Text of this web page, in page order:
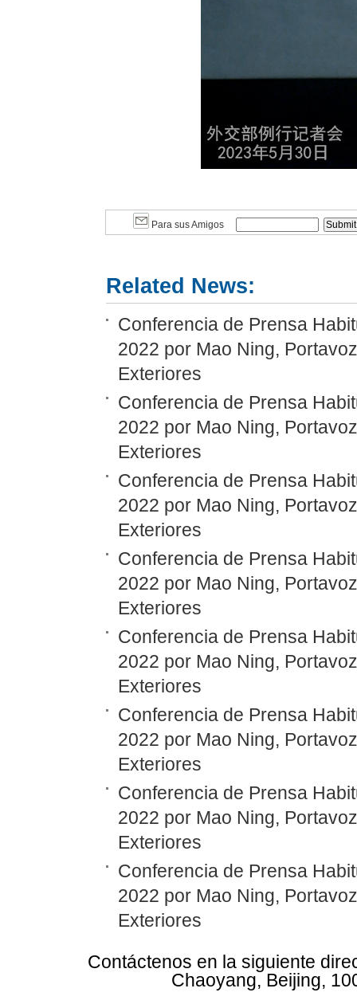
Para sus Amigos
Related News:
Conferencia de Prensa
2022 por Mao Ning,
Exteriores
Conferencia de Prensa
2022 por Mao Ning,
Exteriores
Conferencia de Prensa
2022 por Mao Ning,
Exteriores
Conferencia de Prensa
2022 por Mao Ning,
Exteriores
Conferencia de Prensa
2022 por Mao Ning,
Exteriores
Conferencia de Prensa
2022 por Mao Ning,
Exteriores
Conferencia de Prensa
2022 por Mao Ning,
Exteriores
Conferencia de Prensa
2022 por Mao Ning,
Exteriores
Contáctenos en la siguiente
Chaoyang, Beijing,